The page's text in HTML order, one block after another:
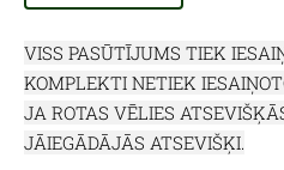
VISS PASŪTĪJUMS TIEK
KOMPLEKTI NETIEK
JA ROTAS VĒLIES
JĀIEGĀDĀJĀS ATSEVIŠĶI.